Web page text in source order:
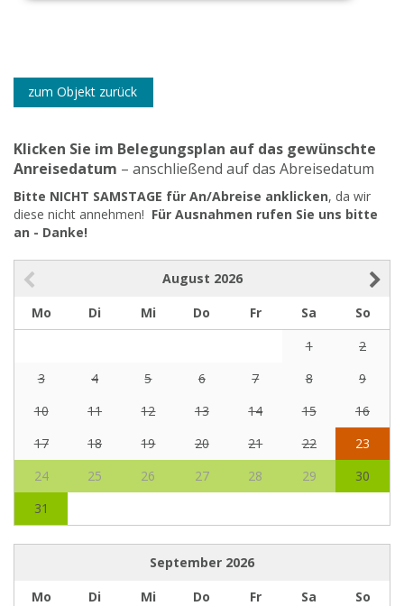
zum Objekt zurück
Klicken Sie im Belegungsplan auf das gewünschte
Anreisedatum – anschließend auf das Abreisedatum
Bitte NICHT SAMSTAGE für An/Abreise anklicken, da wir
diese nicht annehmen! Für Ausnahmen rufen Sie uns bitte
an - Danke!
August 2026
Mo
Di Mi Do Fr Sa
So
1
2
3
4 5 6 7 8
9
10
11 12 13 14 15
16
17
18 19 20 21 22
23
24
25 26 27 28 29
30
31
September 2026
Mo
Di Mi Do Fr Sa
So